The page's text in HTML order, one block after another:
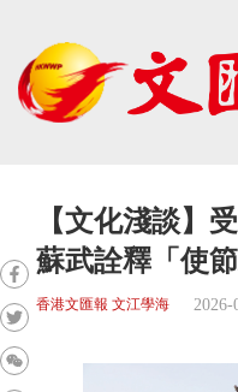
【文化淺談】
蘇武詮釋「使節
香港文匯報 文江學海 2026-